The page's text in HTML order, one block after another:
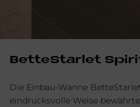
BetteStarlet
Die Einbau-Wanne
eindrucksvolle Weise